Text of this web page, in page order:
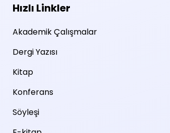
Hızlı Linkler
Akademik Çalışmalar
Dergi Yazısı
Kitap
Konferans
Söyleşi